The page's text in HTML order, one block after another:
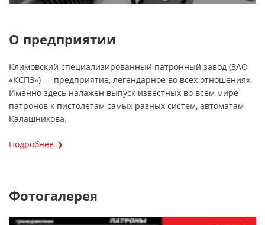
О предприятии
Климовский специализированный патронный завод (ЗАО
«КСПЗ») — предприятие, легендарное во всех отношениях.
Именно здесь налажен выпуск известных во всем мире
патронов к пистолетам самых разных систем, автоматам
Калашникова.
Подробнее
Фотогалерея